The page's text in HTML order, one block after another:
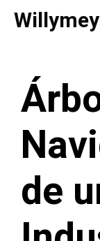
Saltar
de